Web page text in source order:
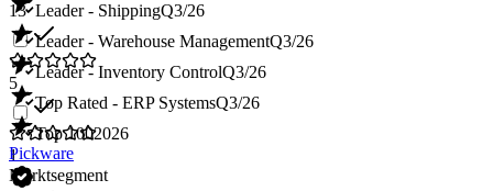
13
5
1
Marktsegment
Leader - ShippingQ3/26
Leader - Warehouse ManagementQ3/26
Leader - Inventory ControlQ3/26
Top Rated - ERP SystemsQ3/26
Top 1002026
Pickware